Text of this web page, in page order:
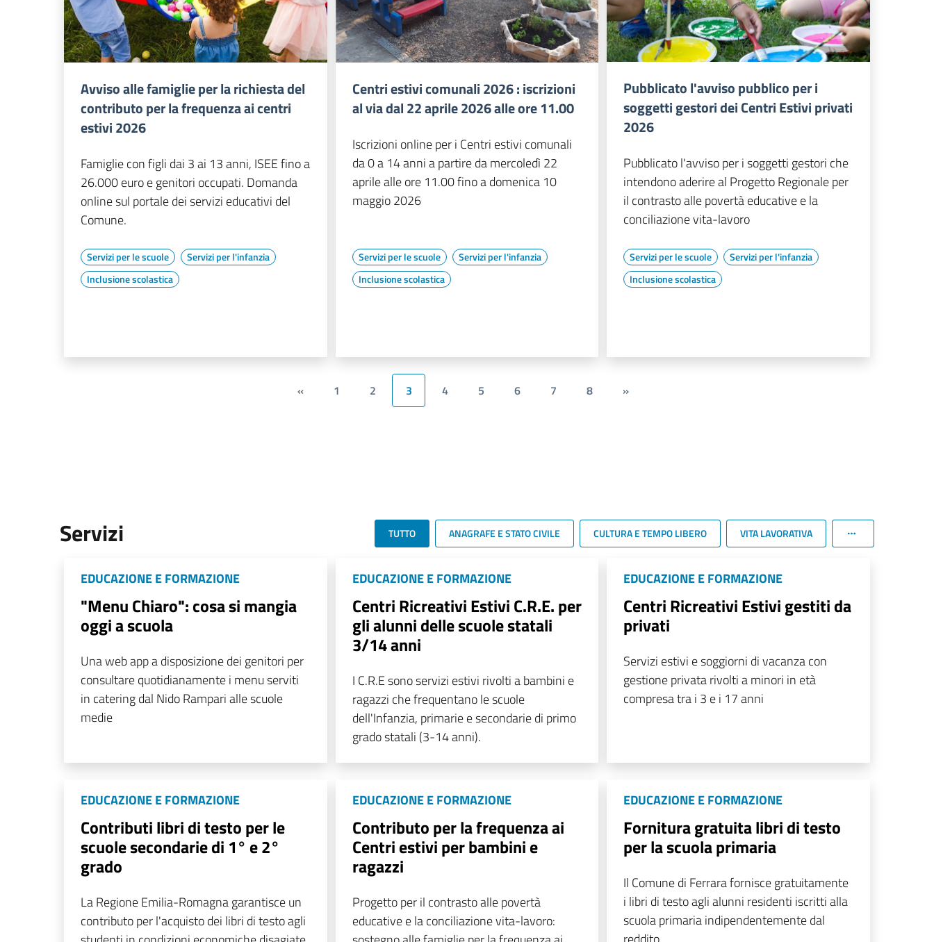
Avviso alle famiglie per la richiesta del
contributo per la frequenza ai centri
estivi 2026
Famiglie con figli dai 3 ai 13 anni, ISEE fino a
26.000 euro e genitori occupati. Domanda
online sul portale dei servizi educativi del
Comune.
Servizi per le scuole
Servizi per l'infanzia
Inclusione scolastica
Centri estivi comunali 2026 : iscrizioni
al via dal 22 aprile 2026 alle ore 11.00
Iscrizioni online per i Centri estivi comunali
da 0 a 14 anni a partire da mercoledì 22
aprile alle ore 11.00 fino a domenica 10
maggio 2026
Servizi per le scuole
Servizi per l'infanzia
Inclusione scolastica
Pubblicato l'avviso pubblico per i
soggetti gestori dei Centri Estivi privati
2026
Pubblicato l'avviso per i soggetti gestori che
intendono aderire al Progetto Regionale per
il contrasto alle povertà educative e la
conciliazione vita-lavoro
Servizi per le scuole
Servizi per l'infanzia
Inclusione scolastica
« 1 2 3 4 5 6 7 8 »
Servizi TUTTO ANAGRAFE E STATO CIVILE CULTURA E TEMPO LIBERO VITA LAVORATIVA
EDUCAZIONE E FORMAZIONE
"Menu Chiaro": cosa si mangia
oggi a scuola
Una web app a disposizione dei genitori per
consultare quotidianamente i menu serviti
in catering dal Nido Rampari alle scuole
medie
EDUCAZIONE E FORMAZIONE
Centri Ricreativi Estivi C.R.E. per
gli alunni delle scuole statali
3/14 anni
I C.R.E sono servizi estivi rivolti a bambini e
ragazzi che frequentano le scuole
dell'Infanzia, primarie e secondarie di primo
grado statali (3-14 anni).
EDUCAZIONE E FORMAZIONE
Centri Ricreativi Estivi gestiti da
privati
Servizi estivi e soggiorni di vacanza con
gestione privata rivolti a minori in età
compresa tra i 3 e i 17 anni
EDUCAZIONE E FORMAZIONE
Contributi libri di testo per le
scuole secondarie di 1° e 2°
grado
La Regione Emilia-Romagna garantisce un
contributo per l'acquisto dei libri di testo agli
EDUCAZIONE E FORMAZIONE
Contributo per la frequenza ai
Centri estivi per bambini e
ragazzi
Progetto per il contrasto alle povertà
educative e la conciliazione vita-lavoro:
EDUCAZIONE E FORMAZIONE
Fornitura gratuita libri di testo
per la scuola primaria
Il Comune di Ferrara fornisce gratuitamente
i libri di testo agli alunni residenti iscritti alla
scuola primaria indipendentemente dal